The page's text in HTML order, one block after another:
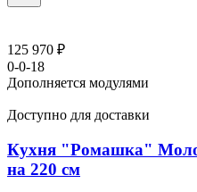
125 970 ₽
0-0-18
Дополняется модулями
Доступно для доставки
Кухня "Ромашка"
на 220 см